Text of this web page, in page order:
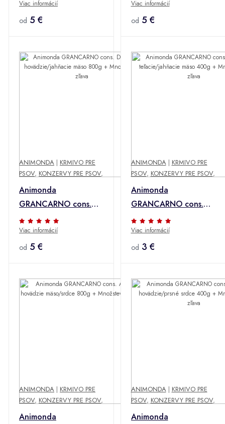
800g + Množstevná
zľava
Viac informácií
od 5 €
srdce ADULT 800g +
Množstevná zľava
Viac informácií
od 5 €
ANIMONDA | KRMIVO PRE
PSOV, KONZERVY PRE PSOV,
Animonda
GRANCARNO cons.
DOSPELÍ
hovädzie/jahňacie
mäso 800g +
Viac informácií
od 5 €
ANIMONDA| KRMIVO PRE
PSOV, KONZERVY PRE PSOV,
Animonda
GRANCARNO cons.
SENIOR
teľacie/jahňacie mäso
400g + Množstevná
Viac informácií
od 3 €
ANIMONDA | KRMIVO PRE
PSOV, KONZERVY PRE PSOV,
Animonda
ANIMONDA| KRMIVO PRE
PSOV, KONZERVY PRE PSOV,
Animonda